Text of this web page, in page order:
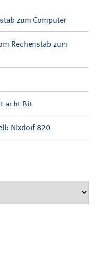
zum Computer
Rechenstab zum
acht Bit
Nixdorf 820